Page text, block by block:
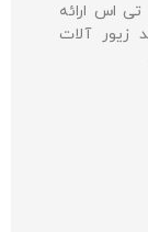
اس ارائه
زیور آلات